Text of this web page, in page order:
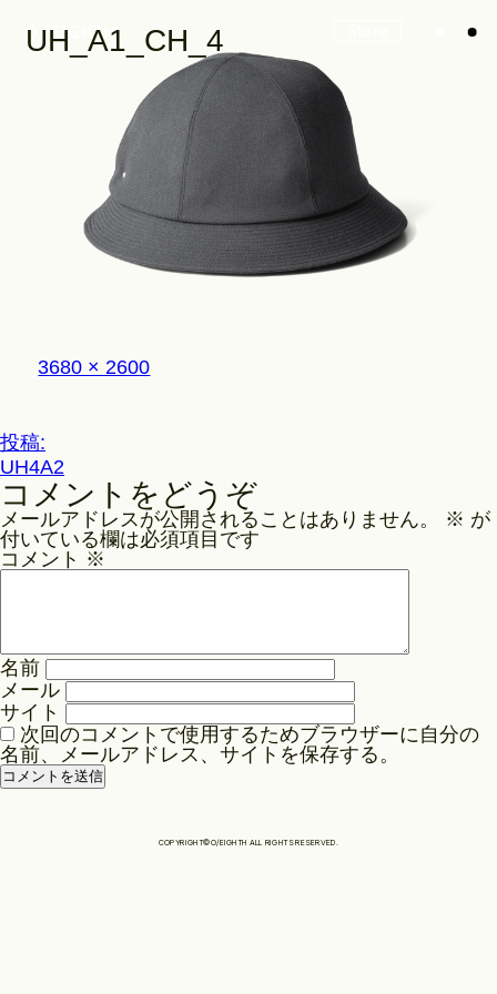
Look
Philosophy
UH_A1_CH_4
フ
ル
ズ
3680 × 2600
投
稿
ナ
ビ
ゲ
ョ
ン
投稿:
UH4A2
コメントをどうぞ
メールアドレスが公開されることはありません。 ※ が
付いている欄は必須項目です
コメント ※
名前
メール
サイト
次回のコメントで使用するためブラウザーに自分の
名前、メールアドレス、サイトを保存する。
COPYRIGHT©O/EIGHTH ALL RIGHTS RESERVED.